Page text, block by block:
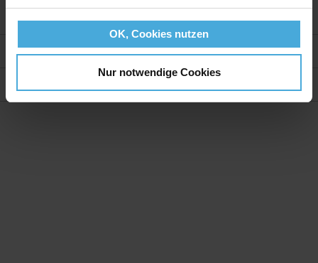
OK, Cookies nutzen
Nur notwendige Cookies
Weitere Informationen